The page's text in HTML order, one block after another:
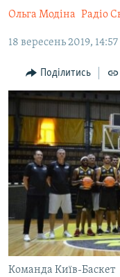
основної
Перейти
пошуку
БЛОГИ
ПОГЛЯД
ІНТЕРВ'Ю
ВСЕ ЗА ДЕНЬ
СПЕЦПРОЕКТИ
ДЕПОРТАЦІЯ
ВІДЕОУРОКИ «ELIFBE»
СВІДЧЕННЯ ОКУПАЦІЇ
УКРАЇНСЬКА
ІНФОГРАФІКА
ЯК ОБІЙТИ
Русский
Qırımtatar
ДОЛУЧАЙСЯ!
Ольга Модіна Радіо
18 вересень 2019, 14:57
Поділитись
Команда Київ-Баскет